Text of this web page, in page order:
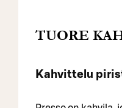
TUORE
Kahvittelu